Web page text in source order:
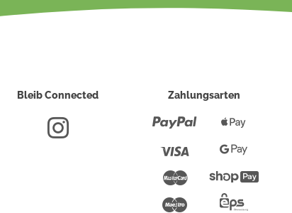
Bleib Connected Zahlungsarten
Paypal
Mastercard
Maestro
Pay
PayShopify